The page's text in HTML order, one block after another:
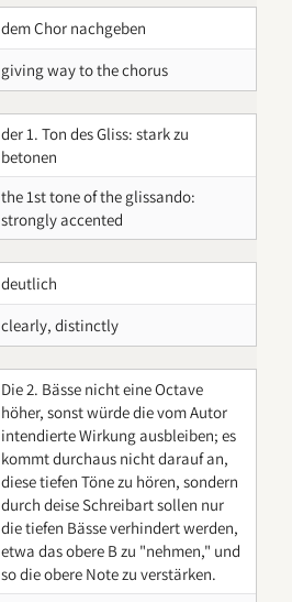
dem Chor nachgeben
giving way to the chorus
der 1. Ton des Gliss: stark zu
betonen
the 1st tone of the glissando:
strongly accented
deutlich
clearly, distinctly
Die 2. Bässe nicht eine Octave
höher, sonst würde die vom Autor
intendierte Wirkung ausbleiben; es
kommt durchaus nicht darauf an,
diese tiefen Töne zu hören, sondern
durch deise Schreibart sollen nur
die tiefen Bässe verhindert werden,
etwa das obere B zu "nehmen," und
so die obere Note zu verstärken.